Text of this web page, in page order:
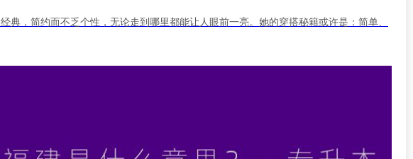
典，简约而不乏个性，无论走到哪里都能让人眼前一亮。她的穿搭秘籍或许是：简单、